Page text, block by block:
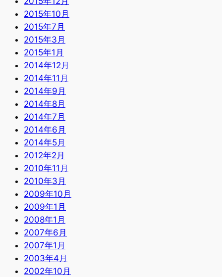
2015年10月
2015年7月
2015年3月
2015年1月
2014年12月
2014年11月
2014年9月
2014年8月
2014年7月
2014年6月
2014年5月
2012年2月
2010年11月
2010年3月
2009年10月
2009年1月
2008年1月
2007年6月
2007年1月
2003年4月
2002年10月